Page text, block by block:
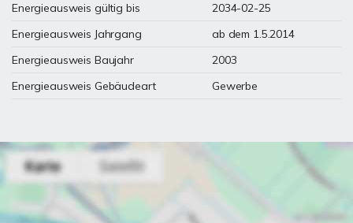
Energieausweis gültig bis
2034-02-25
Energieausweis Jahrgang
ab dem 1.5.2014
Energieausweis Baujahr
2003
Energieausweis Gebäudeart
Gewerbe